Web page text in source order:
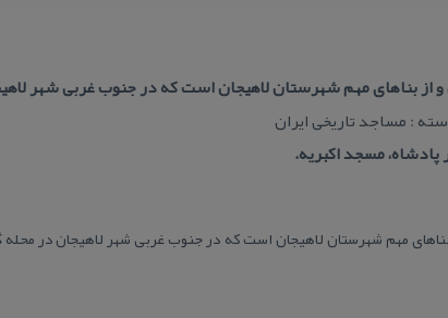
از بناهای مهم شهرستان لاهیجان است كه در جنوب غربی شهر
: مساجد تاریخی ایران
مسجد اكبریه.
مهم شهرستان لاهیجان است كه در جنوب غربی شهر لاهیجان در